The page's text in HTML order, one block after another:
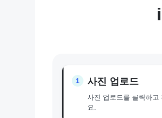
1 사진 업로드
사진 업로드를 클릭하고
요.